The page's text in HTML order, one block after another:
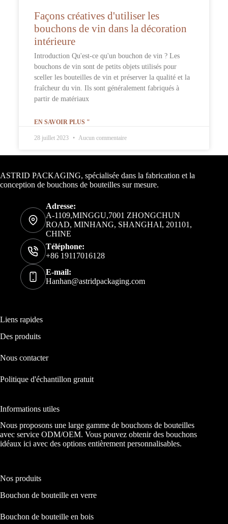
Façons créatives d'utiliser les
bouchons de vin dans la décoration
intérieure
Introduction Qu'est-ce qu'un bouchon de vin ? Les
bouchons de vin sont de petits objets utilisés pour
sceller les bouteilles de vin et préserver la qualité et la
fraîcheur du vin. Ils sont généralement fabriqués à
partir de matériaux
EN SAVOIR PLUS "
28 juillet 2023 Aucun commentaire
ASTRID PACKAGING, spécialisée dans la fabrication et la
conception de bouchons de bouteilles sur mesure.
Adresse:
A-1109,MINGGU,7001 ZHONGCHUN
ROAD, MINHANG, SHANGHAI, 201101,
CHINE
Téléphone:
+86 19117016128
E-mail:
Hanhan@astridpackaging.com
Liens rapides
Des produits
Nous contacter
Politique d'échantillon gratuit
Informations utiles
Nous proposons une large gamme de bouchons de bouteilles
avec service ODM/OEM. Vous pouvez obtenir des bouchons
idéaux ici avec des options entièrement personnalisables.
Nos produits
Bouchon de bouteille en verre
Bouchon de bouteille en bois